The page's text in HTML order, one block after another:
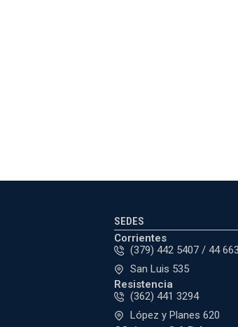
SEDES
Corrientes
(379) 442 5407 / 44
San Luis 535
Resistencia
(362) 441 3294
López y Planes 620